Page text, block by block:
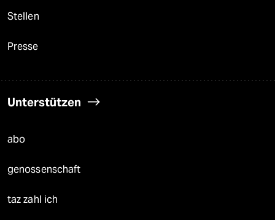
Stellen
Presse
Unterstützen
abo
genossenschaft
taz zahl ich